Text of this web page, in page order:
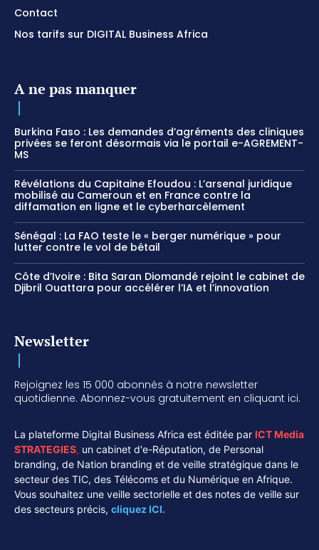
Contact
Nos tarifs sur DIGITAL Business Africa
A ne pas manquer
Burkina Faso : Les demandes d’agréments des cliniques
privées se feront désormais via le portail e-AGREMENT-
MS
Révélations du Capitaine Efoudou : L’arsenal juridique
mobilisé au Cameroun et en France contre la
diffamation en ligne et le cyberharcèlement
Sénégal : La FAO teste le « berger numérique » pour
lutter contre le vol de bétail
Côte d’Ivoire : Bita Saran Diomandé rejoint le cabinet de
Djibril Ouattara pour accélérer l’IA et l’innovation
Newsletter
Rejoignez les 15 000 abonnés à notre newsletter
quotidienne. Abonnez-vous gratuitement en cliquant ici.
La plateforme Digital Business Africa est éditée par ICT Media
STRATEGIES, un cabinet d'e-Réputation, de Personal
branding, de Nation branding et de veille stratégique dans le
secteur des TIC, des Télécoms et du Numérique en Afrique.
Vous souhaitez une veille sectorielle et des notes de veille sur
des secteurs précis, cliquez ICI.